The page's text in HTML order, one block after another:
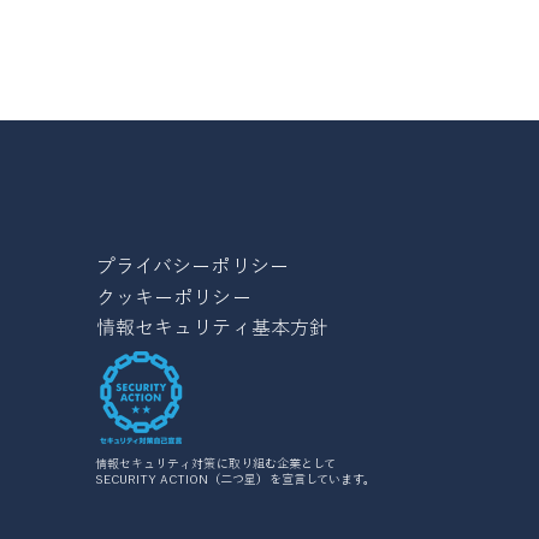
​プライバシーポリシー
クッキーポリシー
情報セキュリティ基本方針
情報セキュリティ対策に取り組む企業として
SECURITY ACTION（二つ星）を宣言しています。